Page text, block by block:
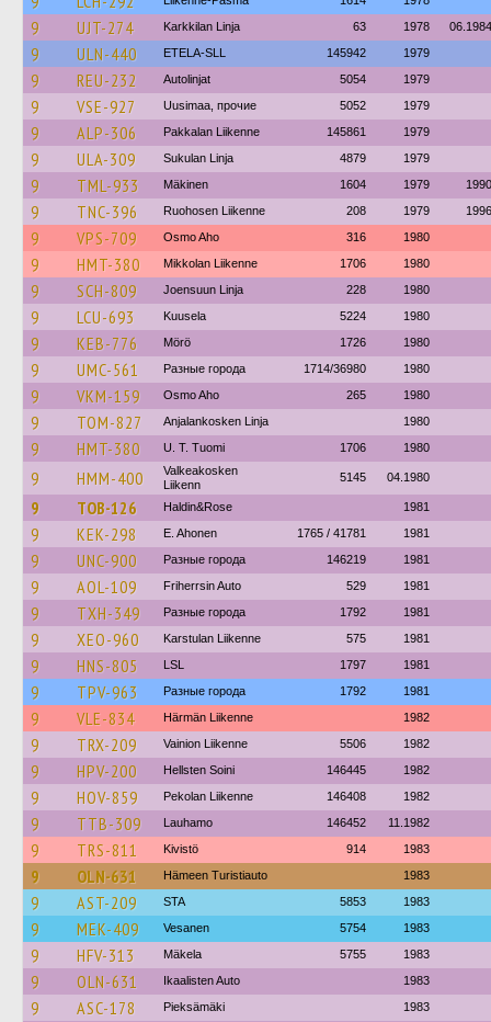
9 UJT-274 Karkkilan Linja 63 1978 06.1984
9 ULN-440 ETELA-SLL 145942 1979
9 REU-232 Autolinjat 5054 1979
9 VSE-927 Uusimaa, прочие 5052 1979
9 ALP-306 Pakkalan Liikenne 145861 1979
9 ULA-309 Sukulan Linja 4879 1979
9 TML-933 Mäkinen 1604 1979 1990
9 TNC-396 Ruohosen Liikenne 208 1979 1996
9 VPS-709 Osmo Aho 316 1980
9 HMT-380 Mikkolan Liikenne 1706 1980
9 SCH-809 Joensuun Linja 228 1980
9 LCU-693 Kuusela 5224 1980
9 KEB-776 Mörö 1726 1980
9 UMC-561 Разные города 1714/36980 1980
9 VKM-159 Osmo Aho 265 1980
9 TOM-827 Anjalankosken Linja 1980
9 HMT-380 U. T. Tuomi 1706 1980
9 HMM-400
Valkeakosken
Liikenn
5145 04.1980
9 TOB-126 Haldin&Rose 1981
9 KEK-298 E. Ahonen 1765 / 41781 1981
9 UNC-900 Разные города 146219 1981
9 AOL-109 Friherrsin Auto 529 1981
9 TXH-349 Разные города 1792 1981
9 XEO-960 Karstulan Liikenne 575 1981
9 HNS-805 LSL 1797 1981
9 TPV-963 Разные города 1792 1981
9 VLE-834 Härmän Liikenne 1982
9 TRX-209 Vainion Liikenne 5506 1982
9 HPV-200 Hellsten Soini 146445 1982
9 HOV-859 Pekolan Liikenne 146408 1982
9 TTB-309 Lauhamo 146452 11.1982
9 TRS-811 Kivistö 914 1983
9 OLN-631 Hämeen Turistiauto 1983
9 AST-209 STA 5853 1983
9 MEK-409 Vesanen 5754 1983
9 HFV-313 Mäkela 5755 1983
9 OLN-631 Ikaalisten Auto 1983
9 ASC-178 Pieksämäki 1983